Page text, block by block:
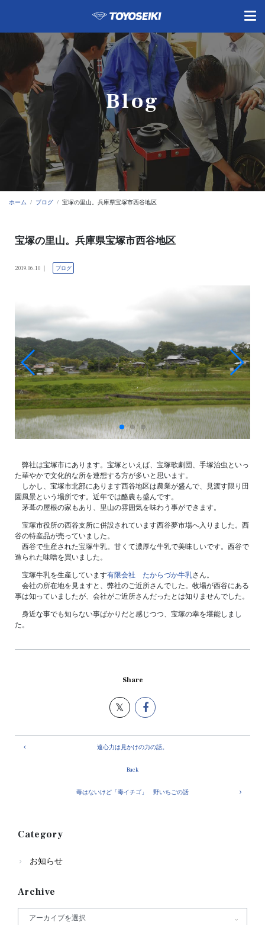
Blog
ホーム ブログ 宝塚の里山。兵庫県宝塚市西谷地区
宝塚の里山。兵庫県宝塚市西谷地区
2019.06.10 ブログ
弊社は宝塚市にあります。宝塚といえば、宝塚歌劇団、手塚治虫といっ
た華やかで文化的な所を連想する方が多いと思います。
しかし、宝塚市北部にあります西谷地区は農業が盛んで、見渡す限り田
園風景という場所です。近年では酪農も盛んです。
茅葺の屋根の家もあり、里山の雰囲気を味わう事ができます。
宝塚市役所の西谷支所に併設されています西谷夢市場へ入りました。西
谷の特産品が売っていました。
西谷で生産された宝塚牛乳。甘くて濃厚な牛乳で美味しいです。西谷で
造られた味噌を買いました。
宝塚牛乳を生産しています有限会社 たからづか牛乳さん。
会社の所在地を見ますと、弊社のご近所さんでした。牧場が西谷にある
事は知っていましたが、会社がご近所さんだったとは知りませんでした。
身近な事でも知らない事ばかりだと感じつつ、宝塚の幸を堪能しまし
た。
Share
遠心力は見かけの力の話。
Back
毒はないけど「毒イチゴ」 野いちごの話
Category
お知らせ
Archive